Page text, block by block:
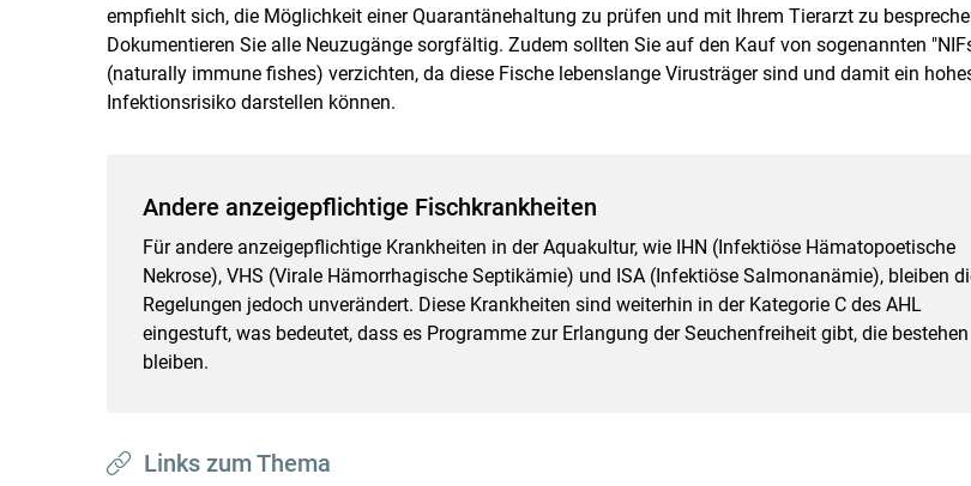
empfiehlt sich, die Möglichkeit einer Quarantänehaltung zu prüfen und mit Ihrem Tierarzt zu
Dokumentieren Sie alle Neuzugänge sorgfältig. Zudem sollten Sie auf den Kauf von sogenannten
(naturally immune fishes) verzichten, da diese Fische lebenslange Virusträger sind und damit ein
Infektionsrisiko darstellen können.
Andere anzeigepflichtige Fischkrankheiten
Für andere anzeigepflichtige Krankheiten in der Aquakultur, wie IHN (Infektiöse Hämatopoetische
Nekrose), VHS (Virale Hämorrhagische Septikämie) und ISA (Infektiöse Salmonanämie), bleiben
Regelungen jedoch unverändert. Diese Krankheiten sind weiterhin in der Kategorie C des AHL
eingestuft, was bedeutet, dass es Programme zur Erlangung der Seuchenfreiheit gibt, die bestehen
bleiben.
Links zum Thema